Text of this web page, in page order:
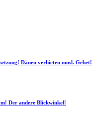
Dänen verbieten musl. Gebet!
Der andere Blickwinkel!